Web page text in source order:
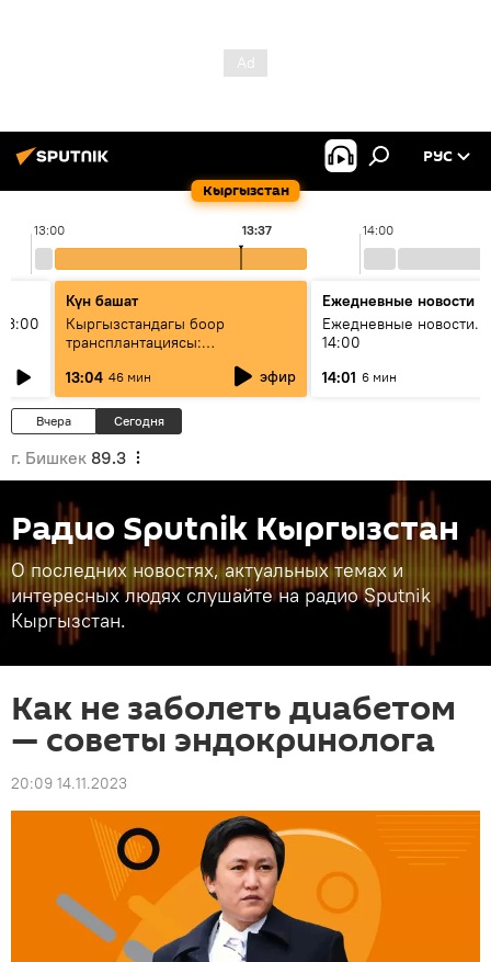
Кыргызстан
РУС
13:00 14:00
13:37
Күн башат
Кыргызстандагы боор
трансплантациясы:
жетишкендиктер жана өнүгүү
келечеги
13:04 46 мин эфир
Ежедневные новости
Ежедневные новости.
14:00
14:01 6 мин
Вчера Сегодня
г. Бишкек 89.3
Радио Sputnik Кыргызстан
О последних новостях, актуальных темах и
интересных людях слушайте на радио Sputnik
Кыргызстан.
Как не заболеть диабетом
— советы эндокринолога
20:09 14.11.2023